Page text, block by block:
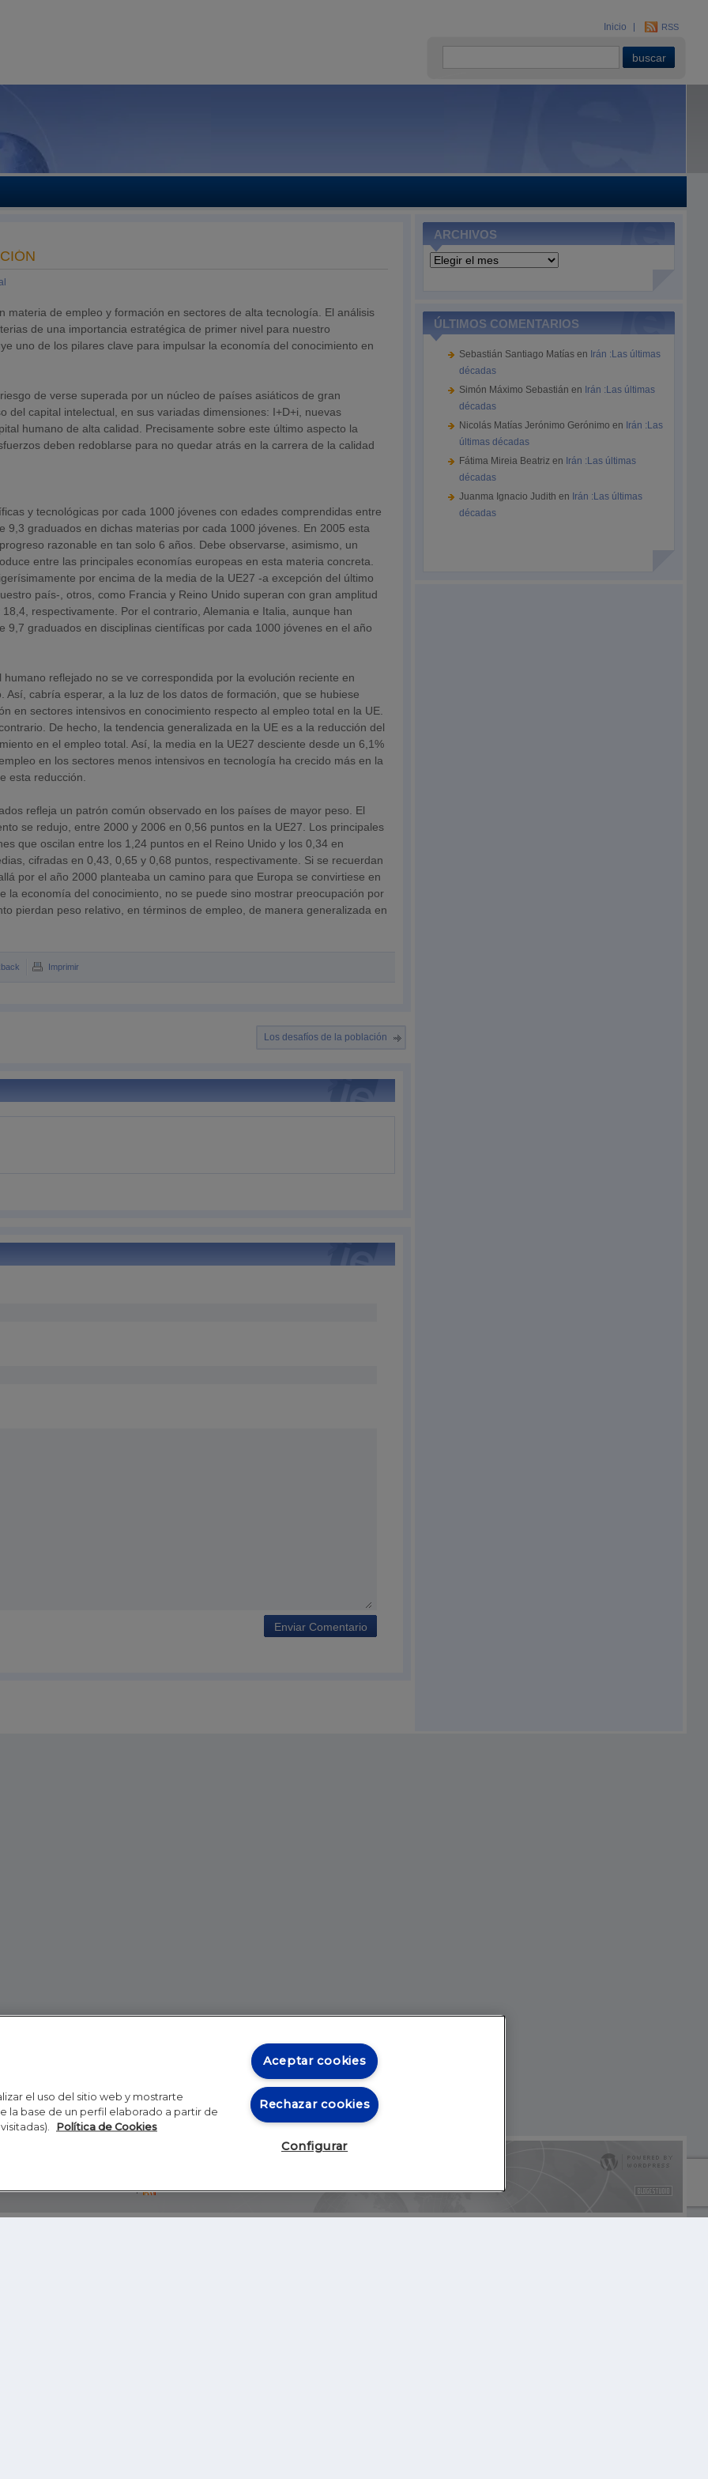
Inicio RSS
de empleo y formación en sectores de alta tecnología. El análisis
de una importancia estratégica de primer nivel para nuestro
uno de los pilares clave para impulsar la economía del conocimiento en
de verse superada por un núcleo de países asiáticos de gran
del capital intelectual, en sus variadas dimensiones: I+D+i, nuevas
humano de alta calidad. Precisamente sobre este último aspecto la
deben redoblarse para no quedar atrás en la carrera de la calidad
y tecnológicas por cada 1000 jóvenes con edades comprendidas entre
graduados en dichas materias por cada 1000 jóvenes. En 2005 esta
razonable en tan solo 6 años. Debe observarse, asimismo, un
entre las principales economías europeas en esta materia concreta.
por encima de la media de la UE27 -a excepción del último
país-, otros, como Francia y Reino Unido superan con gran amplitud
respectivamente. Por el contrario, Alemania e Italia, aunque han
graduados en disciplinas científicas por cada 1000 jóvenes en el año
reflejado no se ve correspondida por la evolución reciente en
cabría esperar, a la luz de los datos de formación, que se hubiese
en sectores intensivos en conocimiento respecto al empleo total en la UE.
De hecho, la tendencia generalizada en la UE es a la reducción del
en el empleo total. Así, la media en la UE27 desciente desde un 6,1%
en los sectores menos intensivos en tecnología ha crecido más en la
esta reducción.
refleja un patrón común observado en los países de mayor peso. El
se redujo, entre 2000 y 2006 en 0,56 puntos en la UE27. Los principales
que oscilan entre los 1,24 puntos en el Reino Unido y los 0,34 en
cifradas en 0,43, 0,65 y 0,68 puntos, respectivamente. Si se recuerdan
por el año 2000 planteaba un camino para que Europa se convirtiese en
la economía del conocimiento, no se puede sino mostrar preocupación por
pierdan peso relativo, en términos de empleo, de manera generalizada en
Imprimir
Los desafíos de la población
ARCHIVOS
Archivos
ÚLTIMOS COMENTARIOS
Sebastián Santiago Matías en Irán :Las últimas
décadas
Simón Máximo Sebastián en Irán :Las últimas
décadas
Nicolás Matías Jerónimo Gerónimo en Irán :Las
últimas décadas
Fátima Mireia Beatriz en Irán :Las últimas
décadas
Juanma Ignacio Judith en Irán :Las últimas
décadas
Inicio RSS
el uso del sitio web y mostrarte
la base de un perfil elaborado a partir de
Política de Cookies
Aceptar cookies
Rechazar cookies
Configurar